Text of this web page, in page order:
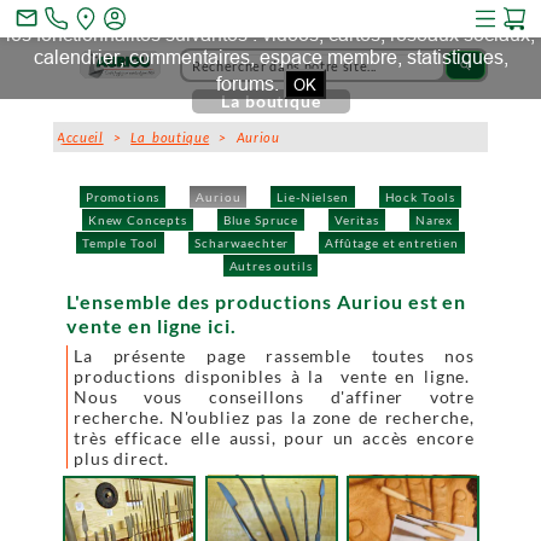
search
Promotions Auriou Lie-Nielsen
Hock Tools
Knew Concepts
Blue Spruce Veritas
Narex
Temple Tool
Scharwaechter
Affûtage et entretien
Autres outils
La boutique
Accueil >La boutique > Auriou
L'ensemble des productions Auriou est en
vente en ligne ici.
La présente page rassemble toutes nos
productions disponibles à la vente en ligne.
Nous vous conseillons d'affiner votre
recherche. N'oubliez pas la zone de recherche,
très efficace elle aussi, pour un accès encore
plus direct.
mail_outline
Ce site et des sites tiers qu'il utilise collectent des cookies pour
les fonctionnalités suivantes : vidéos, cartes, réseaux sociaux,
calendrier, commentaires, espace membre, statistiques,
forums. OK